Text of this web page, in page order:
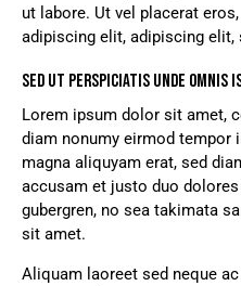
ut labore. Ut vel placerat
adipiscing elit, adipiscing elit,
SED UT PERSPICIATIS UNDE OMNIS
Lorem ipsum dolor sit amet,
diam nonumy eirmod tempor
magna aliquyam erat, sed
accusam et justo duo
gubergren, no sea takimata
sit amet.
Aliquam laoreet sed neque